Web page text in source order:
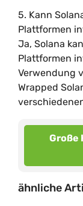
5. Kann
Plattformen
Ja, Solana
Plattformen
Verwendung
Wrapped
Große
ähnliche